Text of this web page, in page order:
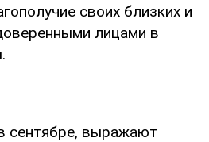
своих близких и
лицами в
выражают